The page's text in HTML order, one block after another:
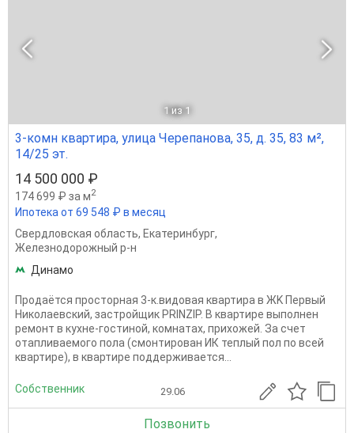
1 из 1
3-комн квартира, улица Черепанова, 35, д. 35, 83 м²,
14/25 эт.
14 500 000 ₽
174 699 ₽ за м2
Ипотека от 69 548 ₽ в месяц
Свердловская область, Екатеринбург,
Железнодорожный р-н
Динамо
Продаётся просторная 3-к.видовая квартира в ЖK Первый
Николаевский, застройщик PRINZIР. В квартире выполнен
ремонт в кухне-гостиной, комнатах, прихожей. За счет
отапливаемого пола (смонтирован ИК теплый пол по всей
квартире), в квартире поддерживается...
Собственник 29.06
Позвонить